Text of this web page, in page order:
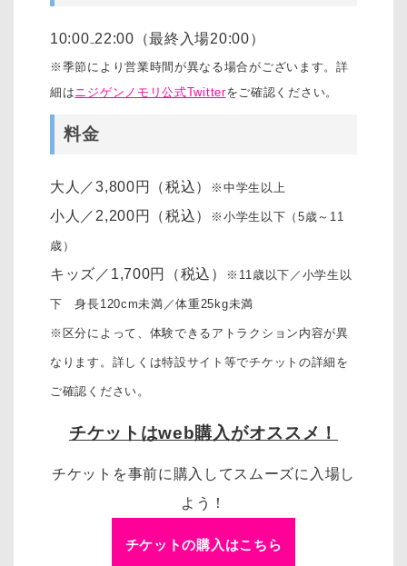
10:00₋22:00（最終入場20:00）
※季節により営業時間が異なる場合がございます。詳
細は ニジゲンノモリ公式Twitterをご確認ください。
料金
大人／3,800円（税込） ※中学生以上
小人／2,200円（税込） ※小学生以下（5歳～11
歳）
キッズ／1,700円（税込） ※11歳以下／小学生以
下 身長120cm未満／体重25kg未満
※区分によって、体験できるアトラクション内容が異
なります。詳しくは特設サイト等でチケットの詳細を
ご確認ください。
チケットはweb購入がオススメ！
チケットを事前に購入してスムーズに入場し
よう！
チケットの購入はこちら